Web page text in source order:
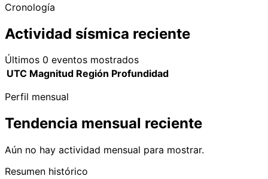
Cronología
Actividad sísmica reciente
Últimos 0 eventos mostrados
UTC Magnitud Región Profundidad
Perfil mensual
Tendencia mensual reciente
Aún no hay actividad mensual para mostrar.
Resumen histórico